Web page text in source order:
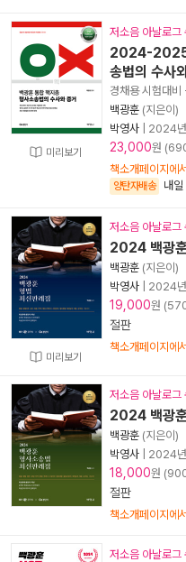
미리보기
저소음 아날로그
2024-2025
송법의 수사
경채용 시험대비
백광훈 (지은이)
박영사
2024
23,000원
책소개페이지에
양탄자배송 내일
미리보기
저소음 아날로그
2024 백광
백광훈 (지은이)
박영사
2024
19,000원
절판
책소개페이지에
저소음 아날로그
2024 백광
백광훈 (지은이)
박영사
2024
18,000원
절판
책소개페이지에
저소음 아날로그